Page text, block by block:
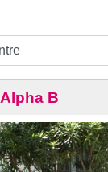
Alpha B